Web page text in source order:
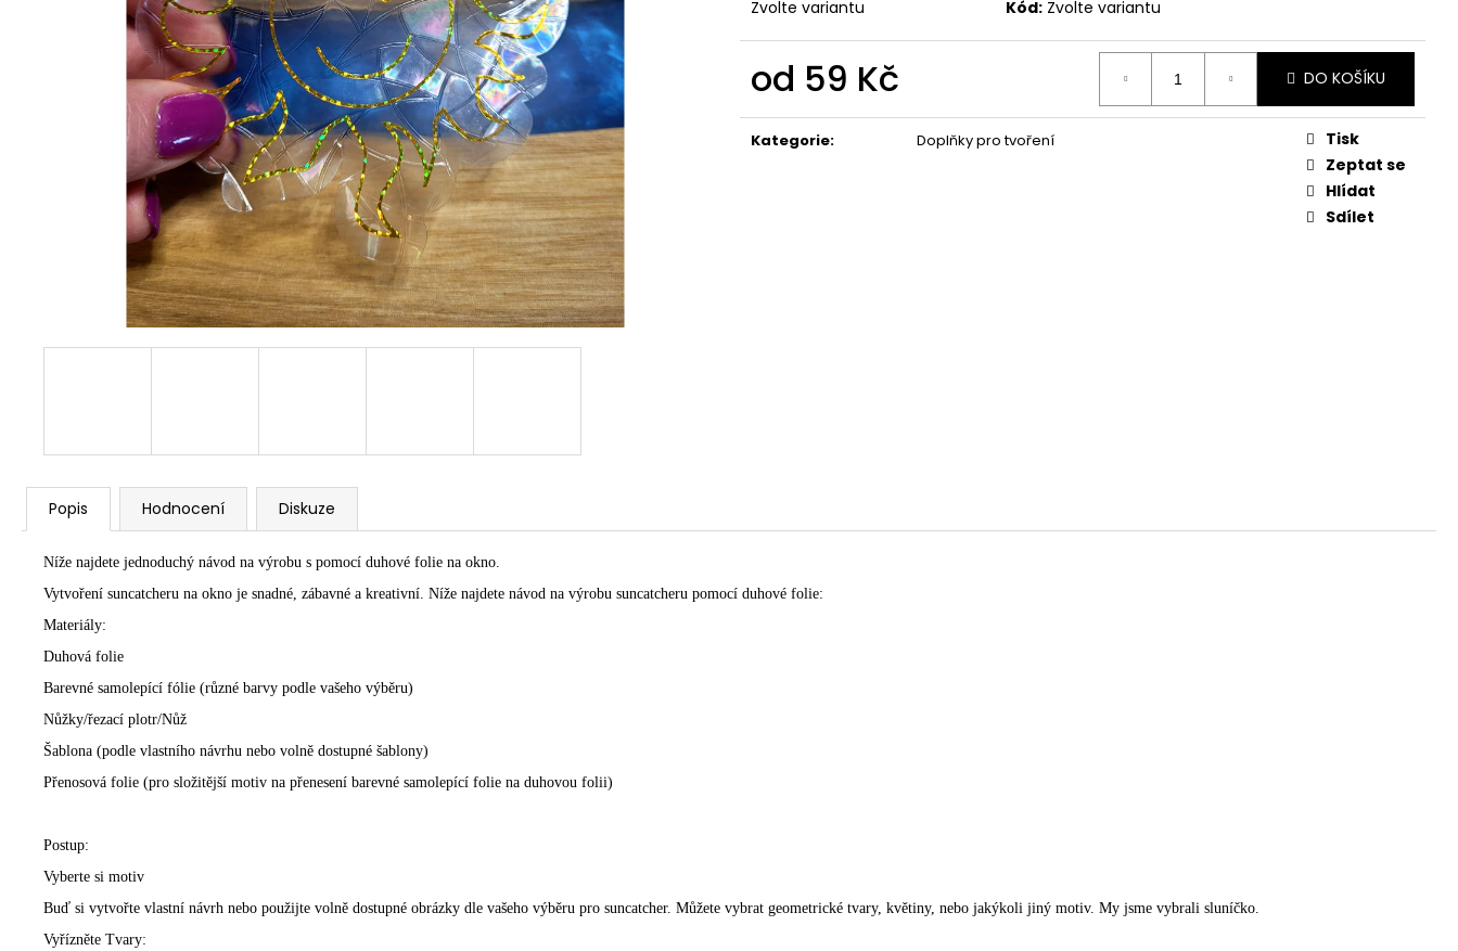
Zvolte variantu Kód: Zvolte variantu
od 59 Kč
cena:
DO KOŠÍKU
Kategorie: Doplňky pro tvoření
Tisk
Zeptat se
Hlídat
Sdílet
Popis Hodnocení Diskuze
Níže najdete jednoduchý návod na výrobu s pomocí duhové folie na okno.
Vytvoření suncatcheru na okno je snadné, zábavné a kreativní. Níže najdete návod na výrobu suncatcheru pomocí duhové folie:
Materiály:
Duhová folie
Barevné samolepící fólie (různé barvy podle vašeho výběru)
Nůžky/řezací plotr/Nůž
Šablona (podle vlastního návrhu nebo volně dostupné šablony)
Přenosová folie (pro složitější motiv na přenesení barevné samolepící folie na duhovou folii)
Postup:
Vyberte si motiv
Buď si vytvořte vlastní návrh nebo použijte volně dostupné obrázky dle vašeho výběru pro suncatcher. Můžete vybrat geometrické tvary, květiny, nebo jakýkoli jiný motiv. My jsme vybrali sluníčko.
Vyřízněte Tvary: